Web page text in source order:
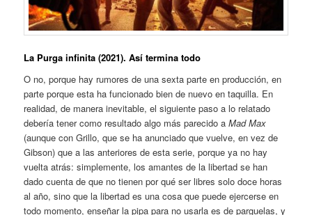
La Purga infinita (2021). Así termina todo
O no, porque hay rumores de una sexta parte en producción, en
parte porque esta ha funcionado bien de nuevo en taquilla. En
realidad, de manera inevitable, el siguiente paso a lo relatado
debería tener como resultado algo más parecido aMad Max
(aunque con Grillo, que se ha anunciado que vuelve, en vez de
Gibson) que a las anteriores de esta serie, porque ya no hay
vuelta atrás: simplemente, los amantes de la libertad se han
dado cuenta de que no tienen por qué ser libres solo doce horas
al año, sino que la libertad es una cosa que puede ejercerse en
todo momento, enseñar la pipa para no usarla es de parguelas, y